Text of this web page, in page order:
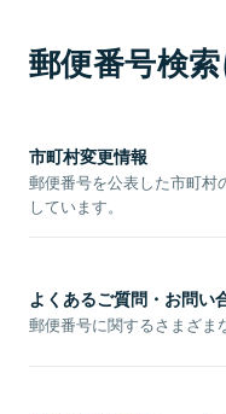
郵便番号検
市町村変更情報
郵便番号を公表した市町村
しています。
よくあるご質問・お問い
郵便番号に関するさまざま